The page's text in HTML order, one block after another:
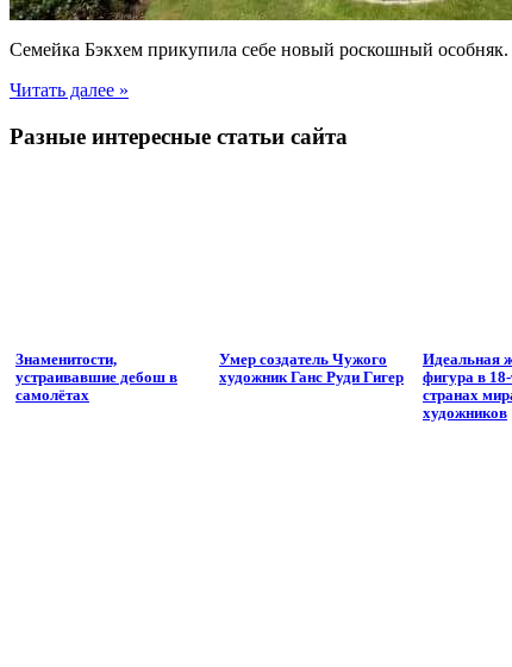
Семейка Бэкхем прикупила себе новый роскошный
Читать далее »
Разные интересные статьи сайта
Знаменитости,
устраивавшие дебош в
самолётах
Умер создатель Чужого
художник Ганс Руди Гигер
Идеальная
фигура в
странах
художников